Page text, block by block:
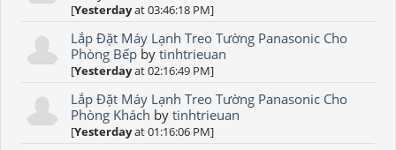
[Yesterdayat 03:46:18 PM]
Lắp Đặt Máy Lạnh Treo Tường Panasonic Cho
Phòng Bếp bytinhtrieuan
[Yesterdayat 02:16:49 PM]
Lắp Đặt Máy Lạnh Treo Tường Panasonic Cho
Phòng Khách bytinhtrieuan
[Yesterdayat 01:16:06 PM]